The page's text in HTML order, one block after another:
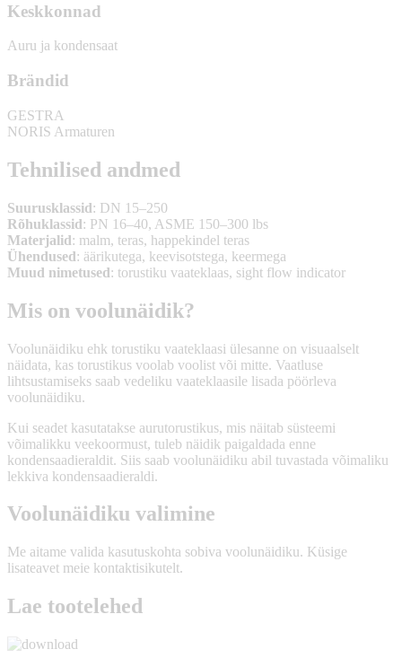
Keskkonnad
Auru ja kondensaat
Brändid
GESTRA
NORIS Armaturen
Tehnilised andmed
Suurusklassid: DN 15–250
Rõhuklassid: PN 16–40, ASME 150–300 lbs
Materjalid: malm, teras, happekindel teras
Ühendused: äärikutega, keevisotstega, keermega
Muud nimetused: torustiku vaateklaas, sight flow indicator
Mis on voolunäidik?
Voolunäidiku ehk torustiku vaateklaasi ülesanne on visuaalselt
näidata, kas torustikus voolab voolist või mitte. Vaatluse
lihtsustamiseks saab vedeliku vaateklaasile lisada pöörleva
voolunäidiku.
Kui seadet kasutatakse aurutorustikus, mis näitab süsteemi
võimalikku veekoormust, tuleb näidik paigaldada enne
kondensaadieraldit. Siis saab voolunäidiku abil tuvastada võimaliku
lekkiva kondensaadieraldi.
Voolunäidiku valimine
Me aitame valida kasutuskohta sobiva voolunäidiku. Küsige
lisateavet meie kontaktisikutelt.
Lae tootelehed